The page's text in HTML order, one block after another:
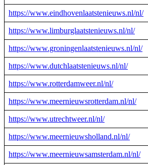
https://www.eindhovenlaatstenieuws.nl/nl/
https://www.limburglaatstenieuws.nl/nl/
https://www.groningenlaatstenieuws.nl/nl/
https://www.dutchlaatstenieuws.nl/nl/
https://www.rotterdamweer.nl/nl/
https://www.meernieuwsrotterdam.nl/nl/
https://www.utrechtweer.nl/nl/
https://www.meernieuwsholland.nl/nl/
https://www.meernieuwsamsterdam.nl/nl/